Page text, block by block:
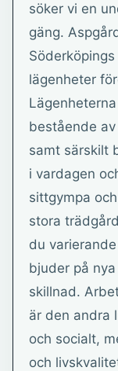
söker vi en
gäng.
lägenheter
bestående
samt särskilt
i vardagen
sittgympa
stora
du
bjuder på
skillnad.
är den andra
och socialt,
och